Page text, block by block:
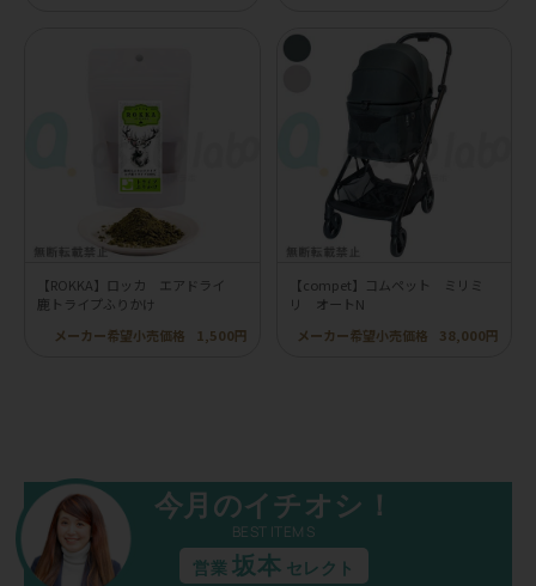
【ROKKA】ロッカ エアドライ
鹿トライプふりかけ
メーカー希望小売価格
1,500円
【compet】コムペット ミリミ
リ オートN
メーカー希望小売価格
38,000円
今月のイチオシ！
BEST ITEMS
営業 坂本 セレクト